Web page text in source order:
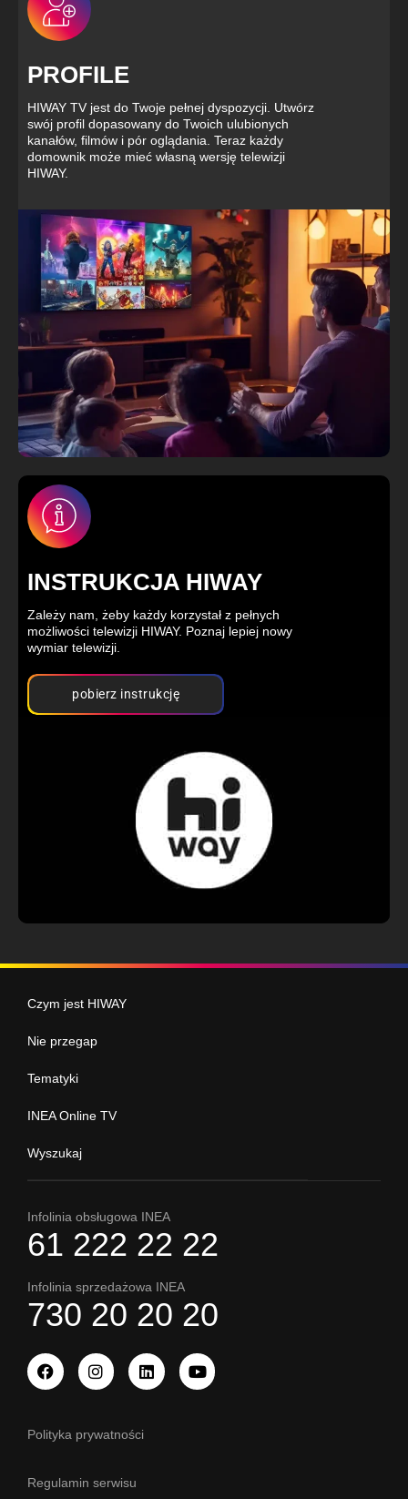
PROFILE
HIWAY TV jest do Twoje pełnej dyspozycji. Utwórz
swój profil dopasowany do Twoich ulubionych
kanałów, filmów i pór oglądania. Teraz każdy
domownik może mieć własną wersję telewizji
HIWAY.
INSTRUKCJA HIWAY
Zależy nam, żeby każdy korzystał z pełnych
możliwości telewizji HIWAY. Poznaj lepiej nowy
wymiar telewizji.
pobierz instrukcję
Czym jest HIWAY
Nie przegap
Tematyki
INEA Online TV
Wyszukaj
Infolinia obsługowa INEA
61 222 22 22
Infolinia sprzedażowa INEA
730 20 20 20
Polityka prywatności
Regulamin serwisu